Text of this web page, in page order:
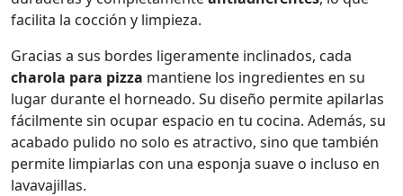
facilita la cocción y limpieza.
Gracias a sus bordes ligeramente inclinados, cada
charola para pizza mantiene los ingredientes en su
lugar durante el horneado. Su diseño permite apilarlas
fácilmente sin ocupar espacio en tu cocina. Además, su
acabado pulido no solo es atractivo, sino que también
permite limpiarlas con una esponja suave o incluso en
lavavajillas.